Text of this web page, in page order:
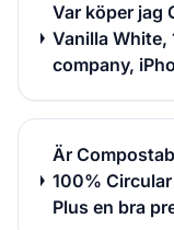
Var köper jag
Vanilla White,
company,
Är
100%
Plus en bra